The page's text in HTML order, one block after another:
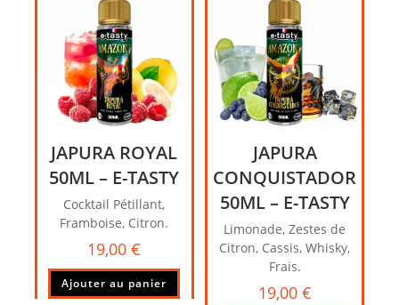
JAPURA ROYAL
50ML – E-TASTY
Cocktail Pétillant,
Framboise, Citron.
19,00€
Ajouter au panier
JAPURA
CONQUISTADOR
50ML – E-TASTY
Limonade, Zestes de
Citron, Cassis, Whisky,
Frais.
19,00 €